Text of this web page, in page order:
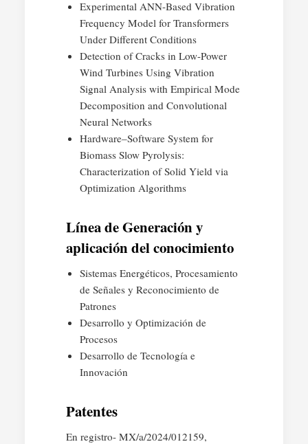
Experimental ANN-Based Vibration
Frequency Model for Transformers
Under Different Conditions
Detection of Cracks in Low-Power
Wind Turbines Using Vibration
Signal Analysis with Empirical Mode
Decomposition and Convolutional
Neural Networks
Hardware–Software System for
Biomass Slow Pyrolysis:
Characterization of Solid Yield via
Optimization Algorithms
Línea de Generación y
aplicación del conocimiento
Sistemas Energéticos, Procesamiento
de Señales y Reconocimiento de
Patrones
Desarrollo y Optimización de
Procesos
Desarrollo de Tecnología e
Innovación
Patentes
En registro- MX/a/2024/012159,